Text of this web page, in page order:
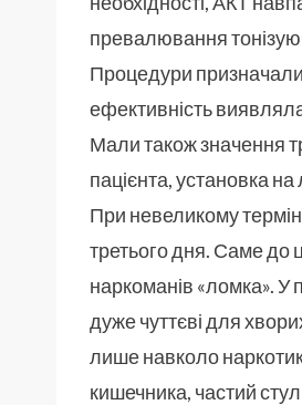
превалювання
Процедури
ефективність
Мали також значення
пацієнта, установка на
При невеликому
третього дня. Саме до
наркоманів «ломка». У
дуже чуттєві для
лише навколо
кишечника, частий